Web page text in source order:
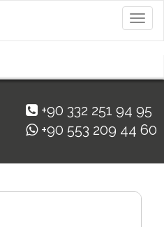
Menü
+90 332 251 94 95
+90 553 209 44 60